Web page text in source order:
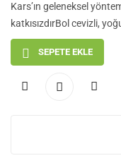
Kars’ın geleneksel
katkısızdırBol cevizli,
SEPETE EKLE